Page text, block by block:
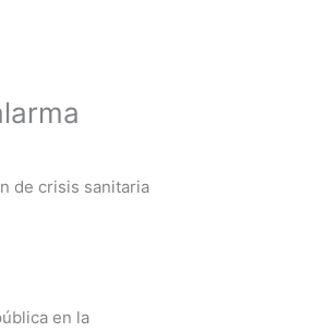
de crisis sanitaria
en la